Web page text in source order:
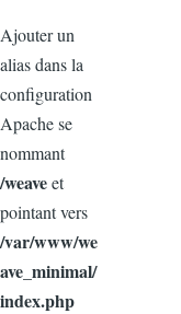
Ajouter un
alias dans la
configuration
Apache se
nommant
/weaveet
pointant vers
/var/www/we
ave_minimal/
index.php